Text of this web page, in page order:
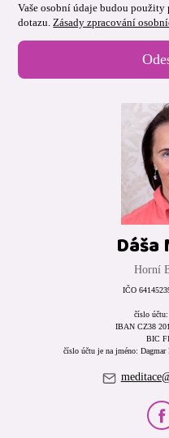
Vaše osobní údaje budou
dotazu. Zásady zpracování
Dáša
Horní
IČO
číslo
IBAN CZ38
BIC
číslo účtu je na jméno: